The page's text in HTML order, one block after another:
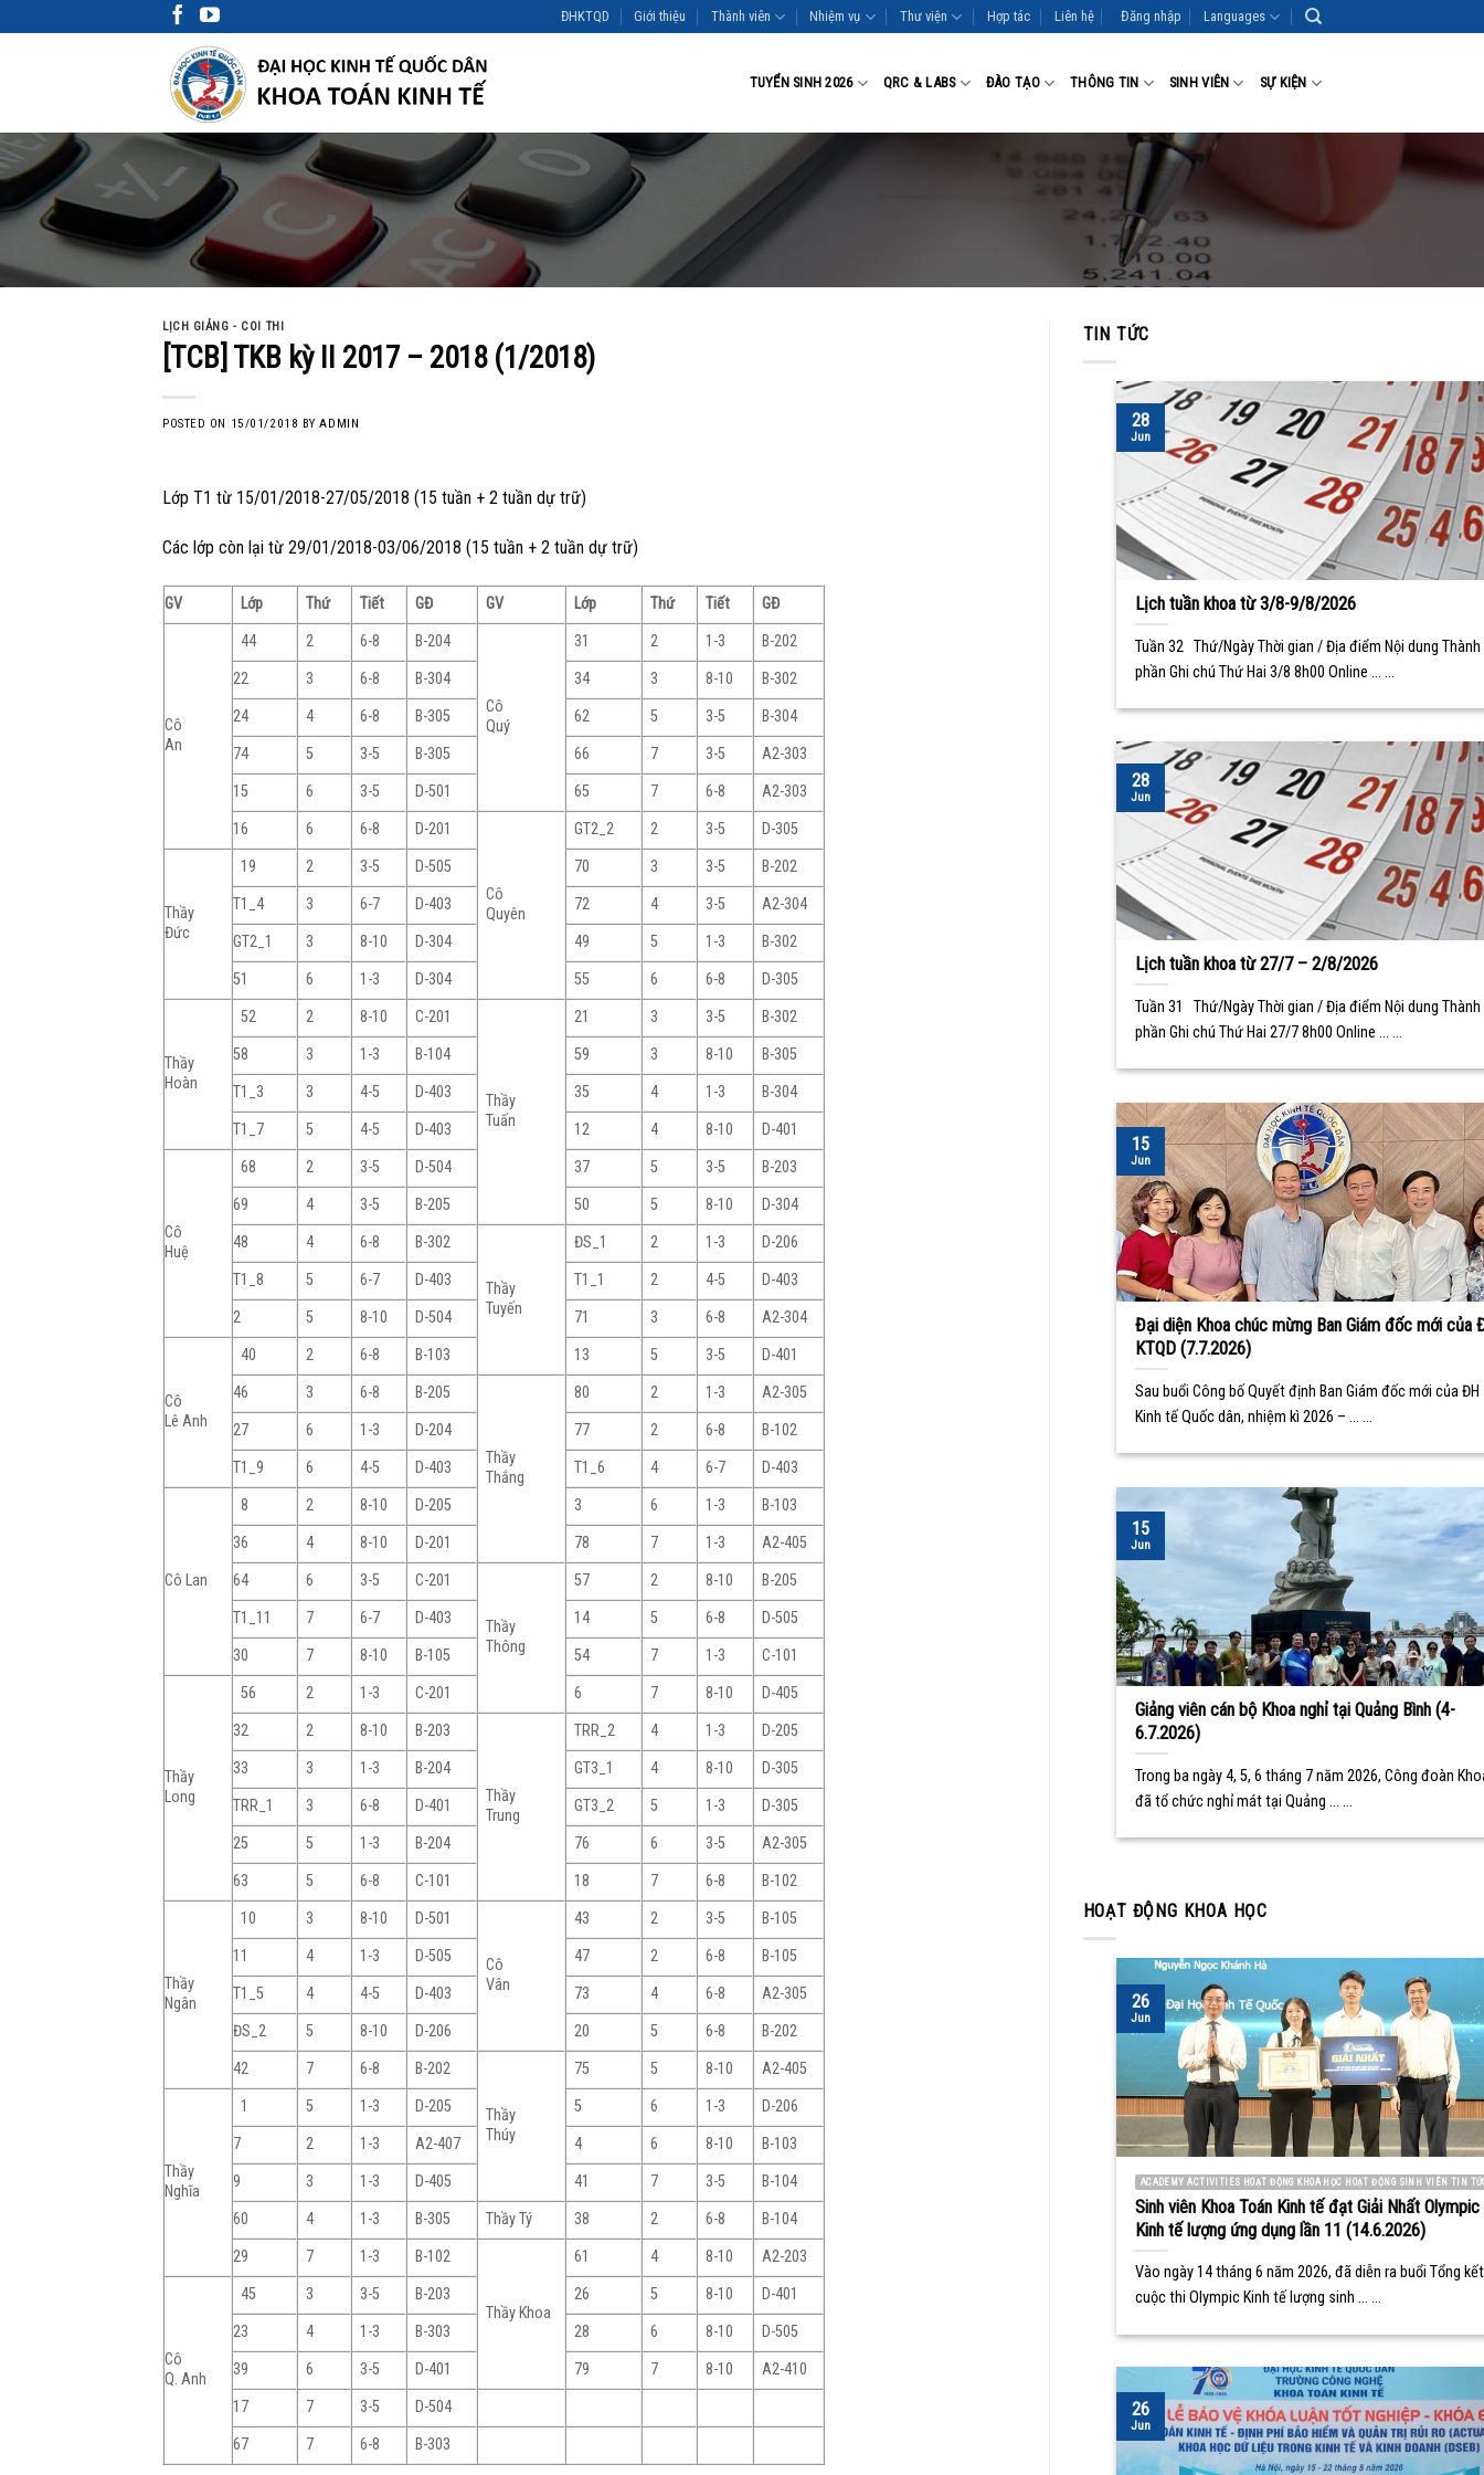
to
ĐHKTQD Giới thiệu Thành viên Nhiệm vụ Thư viện Hợp tác Liên hệ Đăng nhập Languages
TUYỂN SINH 2026 QRC & LABS ĐÀO TẠO THÔNG TIN SINH VIÊN SỰ KIỆN
LỊCH GIẢNG - COI THI
[TCB] TKB kỳ II 2017 – 2018 (1/2018)
POSTED ON 15/01/2018 BYADMIN
Lớp T1 từ 15/01/2018-27/05/2018 (15 tuần + 2 tuần dự trữ)
Các lớp còn lại từ 29/01/2018-03/06/2018 (15 tuần + 2 tuần dự trữ)
GV Lớp Thứ Tiết GĐ GV Lớp Thứ Tiết GĐ
Cô
An
44 2 6-8 B-204
Cô
Quý
31 2 1-3
B-202
22
3 6-8 B-304 34 3 8-10
B-302
24
4 6-8 B-305 62 5 3-5
B-304
74
5 3-5 B-305 66 7 3-5
A2-303
15
6 3-5 D-501 65 7 6-8
A2-303
16
6 6-8 D-201
Cô
Quyên
GT2_2 2 3-5 D-305
Thầy
Đức
19 2 3-5 D-505 70 3 3-5
B-202
T1_4
3 6-7 D-403 72 4 3-5
A2-304
GT2_1
3 8-10 D-304 49 5 1-3
B-302
51
6 1-3 D-304 55 6 6-8 D-305
Thầy
Hoàn
52 2 8-10 C-201
Thầy
Tuấn
21 3 3-5
B-302
58
3 1-3 B-104 59 3 8-10
B-305
T1_3
3 4-5 D-403 35 4 1-3
B-304
T1_7
5 4-5 D-403 12 4 8-10 D-401
Cô
Huệ
68 2 3-5 D-504 37 5 3-5
B-203
69
4 3-5 B-205 50 5 8-10
D-304
48
4 6-8 B-302
Thầy
Tuyến
ĐS_1 2 1-3
D-206
T1_8
5 6-7 D-403 T1_1 2 4-5
D-403
2
5 8-10 D-504 71 3 6-8 A2-304
Cô
Lê Anh
40 2 6-8 B-103 13 5 3-5
D-401
46
3 6-8 B-205
Thầy
Thắng
80 2 1-3
A2-305
27
6 1-3 D-204 77 2 6-8
B-102
T1_9
6 4-5 D-403 T1_6 4 6-7 D-403
Cô Lan
8 2 8-10 D-205 3 6 1-3
B-103
36
4 8-10 D-201 78 7 1-3
A2-405
64
6 3-5 C-201
Thầy
Thông
57 2 8-10
B-205
T1_11
7 6-7 D-403 14 5 6-8
D-505
30
7 8-10 B-105 54 7 1-3 C-101
Thầy
Long
56 2 1-3 C-201 6 7 8-10
D-405
32
2 8-10 B-203
Thầy
Trung
TRR_2 4 1-3
D-205
33
3 1-3 B-204 GT3_1 4 8-10
D-305
TRR_1
3 6-8 D-401 GT3_2 5 1-3
D-305
25
5 1-3 B-204 76 6 3-5
A2-305
63
5 6-8 C-101 18 7 6-8 B-102
Thầy
Ngân
10 3 8-10 D-501
Cô
Vân
43 2 3-5
B-105
11
4 1-3 D-505 47 2 6-8
B-105
T1_5
4 4-5 D-403 73 4 6-8
A2-305
ĐS_2
5 8-10 D-206 20 5 6-8
B-202
42
7 6-8 B-202
Thầy
Thúy
75 5 8-10 A2-405
Thầy
Nghĩa
1 5 1-3 D-205 5 6 1-3
D-206
7
2 1-3 A2-407 4 6 8-10
B-103
9
3 1-3 D-405 41 7 3-5
B-104
60
4 1-3 B-305 Thầy Tý 38 2 6-8
B-104
29
7 1-3 B-102
Thầy Khoa
61 4 8-10 A2-203
Cô
Q. Anh
45 3 3-5 B-203 26 5 8-10
D-401
23
4 1-3 B-303 28 6 8-10
D-505
39
6 3-5 D-401 79 7 8-10
A2-410
17
7 3-5
D-504
67
7 6-8 B-303
TIN TỨC
Lịch tuần khoa từ 3/8-9/8/2026
Tuần 32 Thứ/Ngày Thời gian / Địa điểm Nội dung Thành
phần Ghi chú Thứ Hai 3/8 8h00 Online ... ...
28
Jun
Lịch tuần khoa từ 27/7 – 2/8/2026
Tuần 31 Thứ/Ngày Thời gian / Địa điểm Nội dung Thành
phần Ghi chú Thứ Hai 27/7 8h00 Online ... ...
28
Jun
Đại diện Khoa chúc mừng Ban Giám đốc mới của
KTQD (7.7.2026)
Sau buổi Công bố Quyết định Ban Giám đốc mới của ĐH
Kinh tế Quốc dân, nhiệm kì 2026 – ... ...
15
Jun
Giảng viên cán bộ Khoa nghỉ tại Quảng Bình (4-
6.7.2026)
Trong ba ngày 4, 5, 6 tháng 7 năm 2026, Công đoàn
đã tổ chức nghỉ mát tại Quảng ... ...
15
Jun
HOẠT ĐỘNG KHOA HỌC
ACADEMY ACTIVITIES HOẠT ĐỘNG KHOA HỌC HOẠT ĐỘNG SINH VIÊN TIN
Sinh viên Khoa Toán Kinh tế đạt Giải Nhất Olympic
Kinh tế lượng ứng dụng lần 11 (14.6.2026)
Vào ngày 14 tháng 6 năm 2026, đã diễn ra buổi Tổng kết
cuộc thi Olympic Kinh tế lượng sinh ... ...
26
Jun
26
Jun